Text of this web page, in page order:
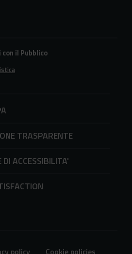
il Pubblico
TRASPARENTE
ACCESSIBILITA'
policy Cookie policies